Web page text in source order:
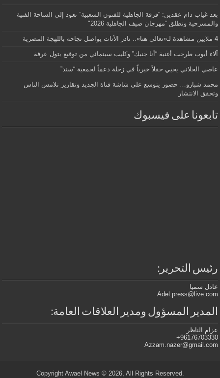
بعد غياب دام عقدين: “فرقة الجاهلية للفنون الشعبية” تعود إلى الساحة الفنية
والمسرحية وتطلق “مهرجان صيف الجاهلية 2026″
4 ملايين مشاهدة لـ«تعالي هنا».. نادر الأتات يواصل نجاحه باللهجة المصرية
آلاء أيوب طرحت أغنية “أنا جنبك” وكليب سينمائي من توقيع بتول عرفة
عاصي الحلاني يحيي حفلاً خيرياً في زحلة دعماً لجمعية “سند”
محمد شبارو… حضور يتوسع على شاشة قناة الجديد وتقارير تلامس الناس
وتحقق الانتشار
تابعونا على فيسبوك
رئيس التحرير:
عادل سميا
Adel.press@live.com
المدير المسؤول ومدير العلاقات العامة:
عزام الناظر
96176703330+
Azzam.nazer@gmail.com
.Copyright Awael News © 2026, All Rights Reserved